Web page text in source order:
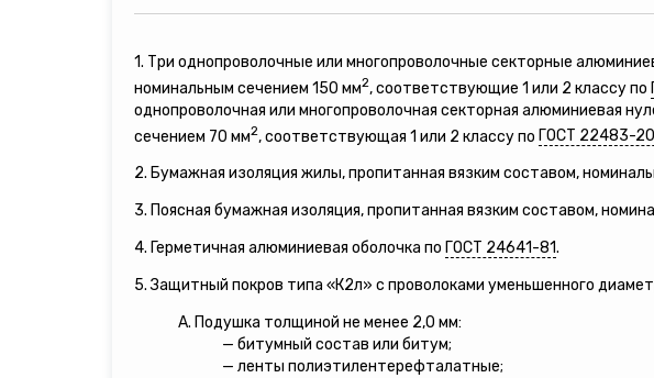
1. Три однопроволочные или многопроволочные секторные
номинальным сечением 150 мм2, соответствующие 1 или 2 классу по
однопроволочная или многопроволочная секторная алюминиевая
сечением 70 мм2, соответствующая 1 или 2 классу по ГОСТ 22483-
2. Бумажная изоляция жилы, пропитанная вязким составом,
3. Поясная бумажная изоляция, пропитанная вязким составом,
4. Герметичная алюминиевая оболочка по ГОСТ 24641-81.
5. Защитный покров типа «К2л» с проволоками уменьшенного
А. Подушка толщиной не менее 2,0 мм:
— битумный состав или битум;
— ленты полиэтилентерефталатные;